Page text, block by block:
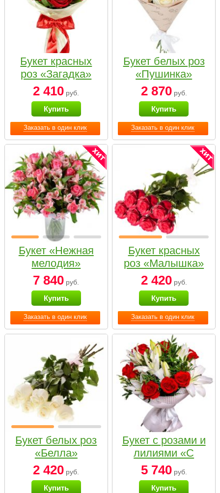
Заказать в один клик
Букет красных
роз «Загадка»
2 410 руб.
Купить
Заказать в один клик
Букет белых роз
«Пушинка»
2 870руб.
Купить
Заказать в один клик
Букет «Нежная
мелодия»
7 840 руб.
Купить
Заказать в один клик
Букет красных
роз «Малышка»
2 420руб.
Купить
Букет белых роз
«Белла»
2 420 руб.
Купить
Букет с розами и
лилиями «С
наилучшими
пожеланиями»
5 740руб.
Купить